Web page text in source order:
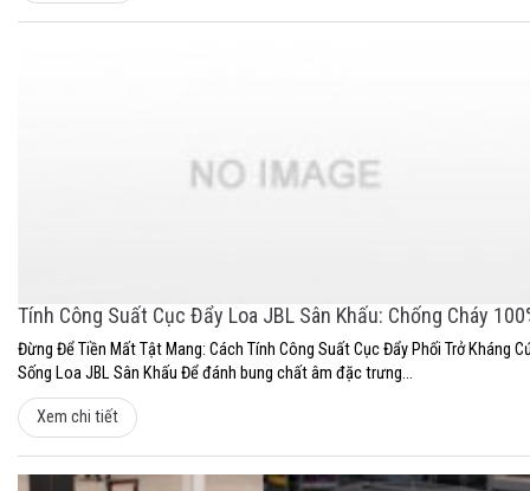
Tính Công Suất Cục Đẩy Loa JBL Sân Khấu: Chống Cháy
Đừng Để Tiền Mất Tật Mang: Cách Tính Công Suất Cục Đẩy Phối Trở Kháng
Sống Loa JBL Sân Khấu Để đánh bung chất âm đặc trưng...
Xem chi tiết